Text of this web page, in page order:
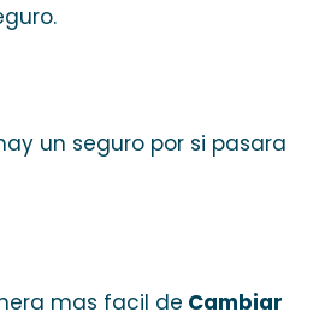
un seguro por si pasara
mas facil de Cambiar